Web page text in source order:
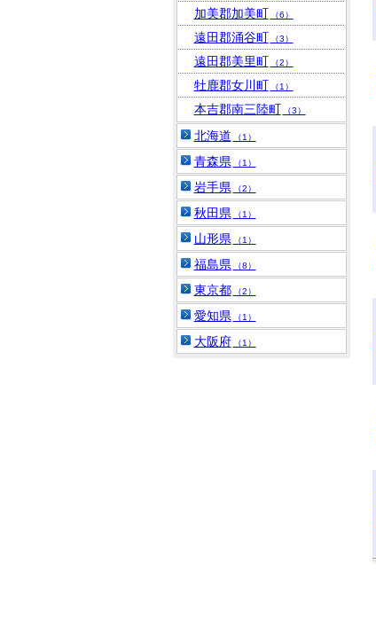
加美郡加美町 （6）
遠田郡涌谷町 （3）
遠田郡美里町 （2）
牡鹿郡女川町 （1）
本吉郡南三陸町 （3）
北海道 （1）
青森県 （1）
岩手県 （2）
秋田県 （1）
山形県 （1）
福島県 （8）
東京都 （2）
愛知県 （1）
大阪府 （1）